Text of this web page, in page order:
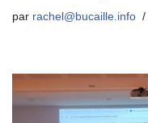
par rachel@bucaille.info